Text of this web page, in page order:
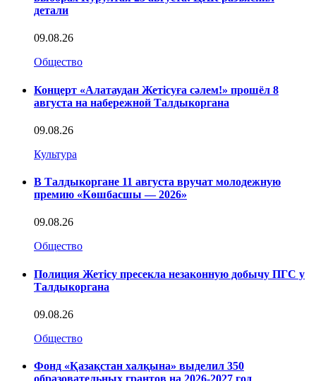
детали
09.08.26
Общество
Концерт «Алатаудан Жетісуға сәлем!» прошёл 8
августа на набережной Талдыкоргана
09.08.26
Культура
В Талдыкоргане 11 августа вручат молодежную
премию «Көшбасшы — 2026»
09.08.26
Общество
Полиция Жетісу пресекла незаконную добычу ПГС у
Талдыкоргана
09.08.26
Общество
Фонд «Қазақстан халқына» выделил 350